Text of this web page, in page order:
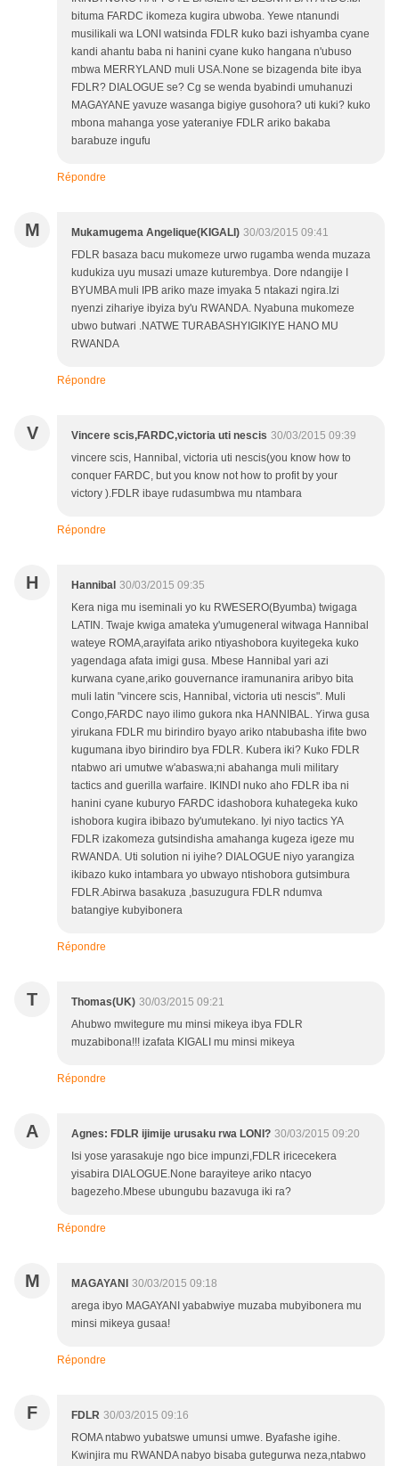
bituma FARDC ikomeza kugira ubwoba. Yewe ntanundi
musilikali wa LONI watsinda FDLR kuko bazi ishyamba cyane
kandi ahantu baba ni hanini cyane kuko hangana n'ubuso
mbwa MERRYLAND muli USA.None se bizagenda bite ibya
FDLR? DIALOGUE se? Cg se wenda byabindi umuhanuzi
MAGAYANE yavuze wasanga bigiye gusohora? uti kuki? kuko
mbona mahanga yose yateraniye FDLR ariko bakaba
barabuze ingufu
Répondre
M Mukamugema Angelique(KIGALI) 30/03/2015 09:41
FDLR basaza bacu mukomeze urwo rugamba wenda muzaza
kudukiza uyu musazi umaze kuturembya. Dore ndangije I
BYUMBA muli IPB ariko maze imyaka 5 ntakazi ngira.Izi
nyenzi zihariye ibyiza by'u RWANDA. Nyabuna mukomeze
ubwo butwari .NATWE TURABASHYIGIKIYE HANO MU
RWANDA
Répondre
V Vincere scis,FARDC,victoria uti nescis 30/03/2015 09:39
vincere scis, Hannibal, victoria uti nescis(you know how to
conquer FARDC, but you know not how to profit by your
victory ).FDLR ibaye rudasumbwa mu ntambara
Répondre
H Hannibal 30/03/2015 09:35
Kera niga mu iseminali yo ku RWESERO(Byumba) twigaga
LATIN. Twaje kwiga amateka y'umugeneral witwaga Hannibal
wateye ROMA,arayifata ariko ntiyashobora kuyitegeka kuko
yagendaga afata imigi gusa. Mbese Hannibal yari azi
kurwana cyane,ariko gouvernance iramunanira aribyo bita
muli latin "vincere scis, Hannibal, victoria uti nescis". Muli
Congo,FARDC nayo ilimo gukora nka HANNIBAL. Yirwa gusa
yirukana FDLR mu birindiro byayo ariko ntabubasha ifite bwo
kugumana ibyo birindiro bya FDLR. Kubera iki? Kuko FDLR
ntabwo ari umutwe w'abaswa;ni abahanga muli military
tactics and guerilla warfaire. IKINDI nuko aho FDLR iba ni
hanini cyane kuburyo FARDC idashobora kuhategeka kuko
ishobora kugira ibibazo by'umutekano. Iyi niyo tactics YA
FDLR izakomeza gutsindisha amahanga kugeza igeze mu
RWANDA. Uti solution ni iyihe? DIALOGUE niyo yarangiza
ikibazo kuko intambara yo ubwayo ntishobora gutsimbura
FDLR.Abirwa basakuza ,basuzugura FDLR ndumva
batangiye kubyibonera
Répondre
T Thomas(UK) 30/03/2015 09:21
Ahubwo mwitegure mu minsi mikeya ibya FDLR
muzabibona!!! izafata KIGALI mu minsi mikeya
Répondre
A Agnes: FDLR ijimije urusaku rwa LONI? 30/03/2015 09:20
Isi yose yarasakuje ngo bice impunzi,FDLR iricecekera
yisabira DIALOGUE.None barayiteye ariko ntacyo
bagezeho.Mbese ubungubu bazavuga iki ra?
Répondre
M MAGAYANI
30/03/2015 09:18
arega ibyo MAGAYANI yababwiye muzaba mubyibonera mu
minsi mikeya gusaa!
Répondre
F FDLR 30/03/2015 09:16
ROMA ntabwo yubatswe umunsi umwe. Byafashe igihe.
Kwinjira mu RWANDA nabyo bisaba gutegurwa neza,ntabwo